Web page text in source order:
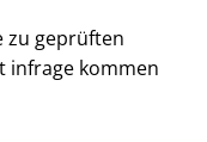
zu geprüften
infrage kommen